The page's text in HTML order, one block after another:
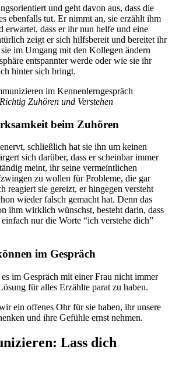
und geht davon aus, dass die
ebenfalls tut. Er nimmt an, sie erzählt ihm
erwartet, dass er ihr nun helfe und eine
zeigt er sich hilfsbereit und bereitet ihr
im Umgang mit den Kollegen ändern
entspannter werde oder wie sie ihr
hinter sich bringt.
Richtig Zuhören und Verstehen
beim Zuhören
schließlich hat sie ihn um keinen
sich darüber, dass er scheinbar immer
meint, ihr seine vermeintlichen
zu wollen für Probleme, die gar
reagiert sie gereizt, er hingegen versteht
wieder falsch gemacht hat. Denn das
ihm wirklich wünschst, besteht darin, dass
nur die Worte “ich verstehe dich”
im Gespräch
im Gespräch mit einer Frau nicht immer
für alles Erzählte parat zu haben.
ein offenes Ohr für sie haben, ihr unsere
und ihre Gefühle ernst nehmen.
Lass dich